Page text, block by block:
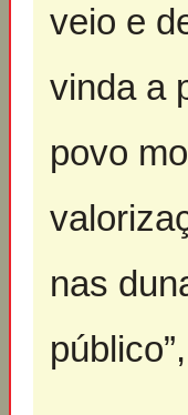
veio e
vinda a
povo
nas